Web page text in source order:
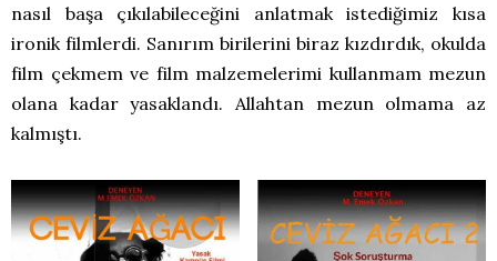
nasıl başa çıkılabileceğini anlatmak istediğimiz kısa
ironik filmlerdi. Sanırım birilerini biraz kızdırdık, okulda
film çekmem ve film malzemelerimi kullanmam mezun
olana kadar yasaklandı. Allahtan mezun olmama az
kalmıştı.